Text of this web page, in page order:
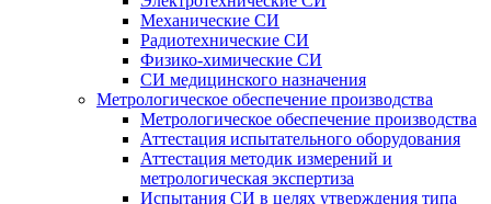
Механические СИ
Радиотехнические СИ
Физико-химические СИ
СИ медицинского назначения
Метрологическое обеспечение производства
Метрологическое обеспечение производства
Аттестация испытательного оборудования
Аттестация методик измерений и
метрологическая экспертиза
Испытания СИ в целях утверждения типа